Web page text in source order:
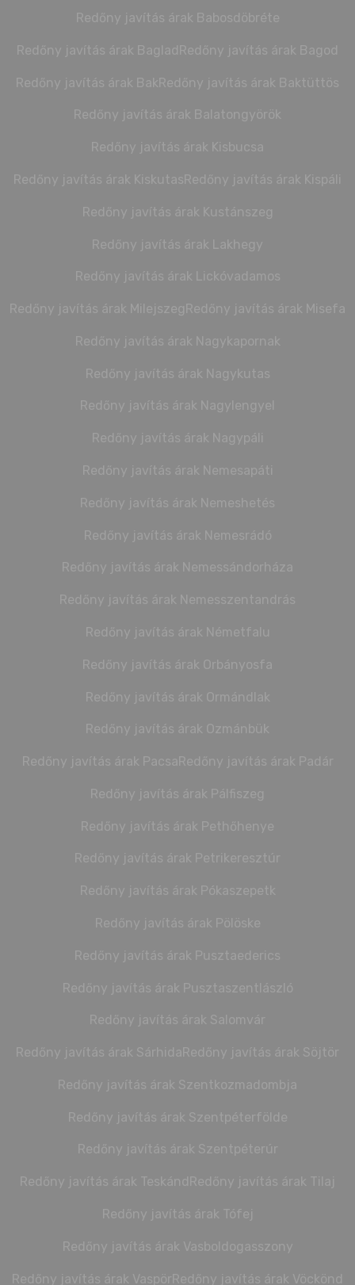
Redőny javítás árak Babosdöbréte
Redőny javítás árak Baglad Redőny javítás árak Bagod
Redőny javítás árak Bak Redőny javítás árak Baktüttös
Redőny javítás árak Balatongyörök
Redőny javítás árak Kisbucsa
Redőny javítás árak Kiskutas Redőny javítás árak Kispáli
Redőny javítás árak Kustánszeg
Redőny javítás árak Lakhegy
Redőny javítás árak Lickóvadamos
Redőny javítás árak Milejszeg Redőny javítás árak Misefa
Redőny javítás árak Nagykapornak
Redőny javítás árak Nagykutas
Redőny javítás árak Nagylengyel
Redőny javítás árak Nagypáli
Redőny javítás árak Nemesapáti
Redőny javítás árak Nemeshetés
Redőny javítás árak Nemesrádó
Redőny javítás árak Nemessándorháza
Redőny javítás árak Nemesszentandrás
Redőny javítás árak Németfalu
Redőny javítás árak Orbányosfa
Redőny javítás árak Ormándlak
Redőny javítás árak Ozmánbük
Redőny javítás árak Pacsa Redőny javítás árak Padár
Redőny javítás árak Pálfiszeg
Redőny javítás árak Pethőhenye
Redőny javítás árak Petrikeresztúr
Redőny javítás árak Pókaszepetk
Redőny javítás árak Pölöske
Redőny javítás árak Pusztaederics
Redőny javítás árak Pusztaszentlászló
Redőny javítás árak Salomvár
Redőny javítás árak Sárhida Redőny javítás árak Söjtör
Redőny javítás árak Szentkozmadombja
Redőny javítás árak Szentpéterfölde
Redőny javítás árak Szentpéterúr
Redőny javítás árak Teskánd Redőny javítás árak Tilaj
Redőny javítás árak Tófej
Redőny javítás árak Vasboldogasszony
Redőny javítás árak Vaspör Redőny javítás árak Vöckönd